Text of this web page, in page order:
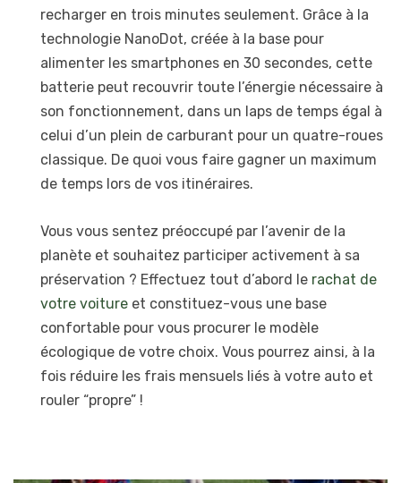
recharger en trois minutes seulement. Grâce à la
technologie NanoDot, créée à la base pour
alimenter les smartphones en 30 secondes, cette
batterie peut recouvrir toute l’énergie nécessaire à
son fonctionnement, dans un laps de temps égal à
celui d’un plein de carburant pour un quatre-roues
classique. De quoi vous faire gagner un maximum
de temps lors de vos itinéraires.
Vous vous sentez préoccupé par l’avenir de la
planète et souhaitez participer activement à sa
préservation ? Effectuez tout d’abord le rachat de
votre voiture et constituez-vous une base
confortable pour vous procurer le modèle
écologique de votre choix. Vous pourrez ainsi, à la
fois réduire les frais mensuels liés à votre auto et
rouler “propre” !